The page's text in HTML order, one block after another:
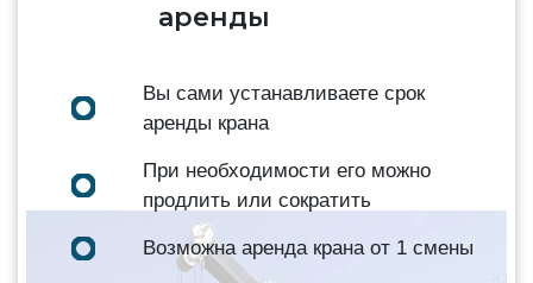
аренды
Вы сами устанавливаете срок
аренды крана
При необходимости его можно
продлить или сократить
Возможна аренда крана от 1 смены